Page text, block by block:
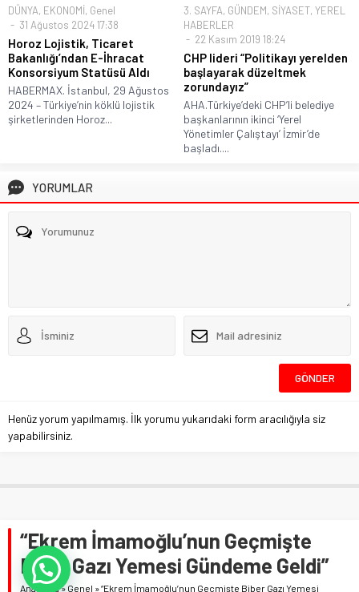
DÜNYA, EKONOMİ, Genel
31 Ağustos 2024 17:38
Horoz Lojistik, Ticaret
Bakanlığı’ndan E-İhracat
Konsorsiyum Statüsü Aldı
HABERMAX. İstanbul, 29 Ağustos
2024 – Türkiye’nin köklü lojistik
şirketlerinden Horoz...
3. SAYFA, GÜNDEM, SİYASET, YEREL
HABERLER
22 Kasım 2019 18:24
CHP lideri “Politikayı yerelden
başlayarak düzeltmek
zorundayız”
AHA.Türkiye’deki CHP’li belediye
başkanlarının ikinci ‘Yerel
Yönetimler Çalıştayı’ İzmir’de
başladı....
YORUMLAR
Henüz yorum yapılmamış. İlk yorumu yukarıdaki form aracılığıyla siz
yapabilirsiniz.
“Ekrem İmamoğlu’nun Geçmişte
Biber Gazı Yemesi Gündeme Geldi”
Anasayfa» Genel »“Ekrem İmamoğlu’nun Geçmişte Biber Gazı Yemesi